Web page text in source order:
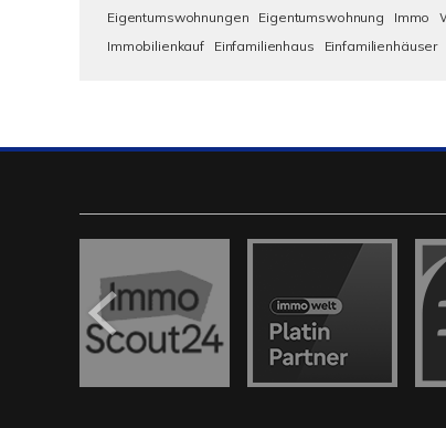
Eigentumswohnungen Eigentumswohnung Immo
Immobilienkauf
Einfamilienhaus Einfamilienhäuser